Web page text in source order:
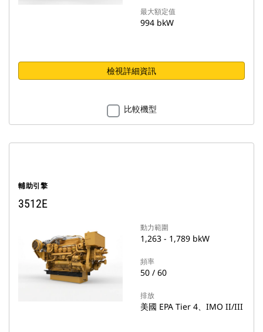
最大額定值
994 bkW
檢視詳細資訊
比較機型
輔助引擎
3512E
動力範圍
1,263 - 1,789 bkW
頻率
50 / 60
排放
美國 EPA Tier 4、IMO II/III